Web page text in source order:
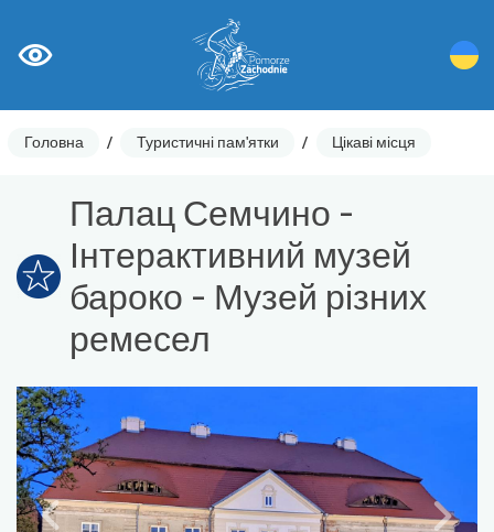
Головна / Туристичні пам'ятки / Цікаві місця
Палац Семчино -
Інтерактивний музей
бароко - Музей різних
ремесел